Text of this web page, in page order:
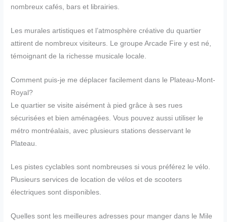
nombreux cafés, bars et librairies.
Les murales artistiques et l’atmosphère créative du quartier
attirent de nombreux visiteurs. Le groupe Arcade Fire y est né,
témoignant de la richesse musicale locale.
Comment puis-je me déplacer facilement dans le Plateau-Mont-
Royal?
Le quartier se visite aisément à pied grâce à ses rues
sécurisées et bien aménagées. Vous pouvez aussi utiliser le
métro montréalais, avec plusieurs stations desservant le
Plateau.
Les pistes cyclables sont nombreuses si vous préférez le vélo.
Plusieurs services de location de vélos et de scooters
électriques sont disponibles.
Quelles sont les meilleures adresses pour manger dans le Mile